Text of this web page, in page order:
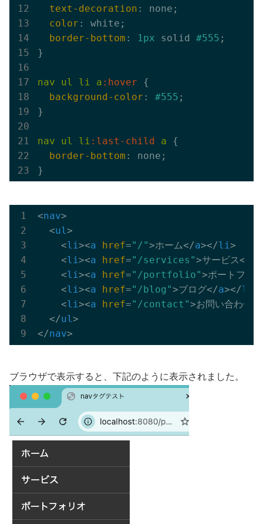
text-decoration : none;
color : white;
border-bottom : 1px solid #555 ;
}
nav ul li a :hover {
background-color : #555 ;
}
nav ul li :last-child a {
border-bottom : none;
<nav>
<ul>
<li><a href="/">ホーム</a></li>
<li><a href="/services">サービス</
<li><a href="/portfolio">ポートフォ
<li><a href="/blog">ブログ</a></li
<li><a href="/contact">お問い合わせ
</ul>
</nav>
ブラウザで表示すると、下記のように表示されました。